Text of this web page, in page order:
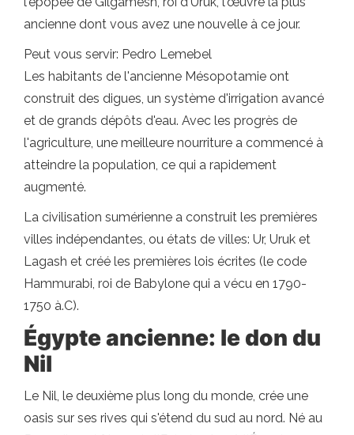
ancienne dont vous avez une nouvelle à ce jour.
Peut vous servir: Pedro Lemebel
Les habitants de l'ancienne Mésopotamie ont
construit des digues, un système d'irrigation avancé
et de grands dépôts d'eau. Avec les progrès de
l'agriculture, une meilleure nourriture a commencé à
atteindre la population, ce qui a rapidement
augmenté.
La civilisation sumérienne a construit les premières
villes indépendantes, ou états de villes: Ur, Uruk et
Lagash et créé les premières lois écrites (le code
Hammurabi, roi de Babylone qui a vécu en 1790-
1750 à.C).
Égypte ancienne: le don du
Nil
Le Nil, le deuxième plus long du monde, crée une
oasis sur ses rives qui s'étend du sud au nord. Né au